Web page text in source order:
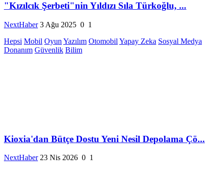
"Kızılcık Şerbeti"nin Yıldızı Sıla Türkoğlu, ...
NextHaber 3 Ağu 2025 0 1
Hepsi Mobil Oyun Yazılım Otomobil Yapay Zeka Sosyal Medya
Donanım Güvenlik Bilim
Kioxia'dan Bütçe Dostu Yeni Nesil Depolama Çö...
NextHaber 23 Nis 2026 0 1